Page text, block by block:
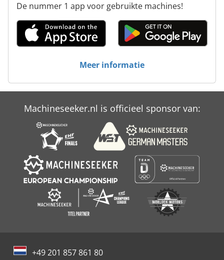
De nummer 1 app voor gebruikte machines!
Meer informatie
Machineseeker.nl is officieel sponsor van:
+49 201 857 861 80